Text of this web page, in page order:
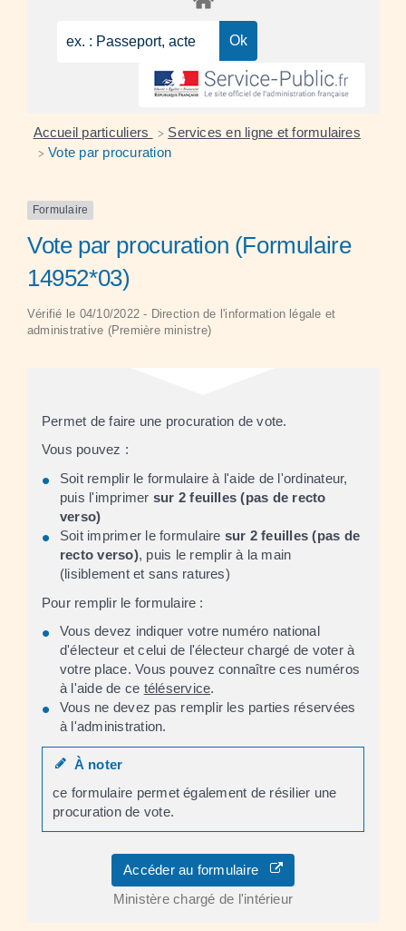
Accueil particuliers > Services en ligne et formulaires
> Vote par procuration
Formulaire
Vote par procuration (Formulaire
14952*03)
Vérifié le 04/10/2022 - Direction de l'information légale et
administrative (Première ministre)
Permet de faire une procuration de vote.
Vous pouvez :
Soit remplir le formulaire à l'aide de l'ordinateur,
puis l'imprimer sur 2 feuilles (pas de recto
verso)
Soit imprimer le formulaire sur 2 feuilles (pas de
recto verso), puis le remplir à la main
(lisiblement et sans ratures)
Pour remplir le formulaire :
Vous devez indiquer votre numéro national
d'électeur et celui de l'électeur chargé de voter à
votre place. Vous pouvez connaître ces numéros
à l'aide de ce téléservice.
Vous ne devez pas remplir les parties réservées
à l'administration.
À noter
ce formulaire permet également de résilier une
procuration de vote.
Accéder au formulaire
Ministère chargé de l'intérieur